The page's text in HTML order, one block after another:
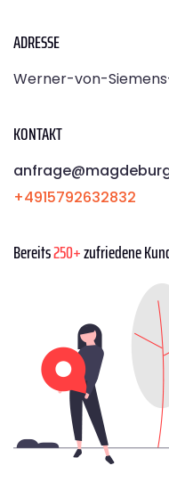
ADRESSE
Werner-von-Siemens-
KONTAKT
+4915792632832
Bereits250+zufriedene